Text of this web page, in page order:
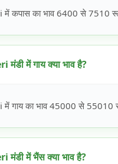
कपास का भाव 6400 से 7510
में गाय क्या भाव है?
गाय का भाव 45000 से 55010
मंडी में भैंस क्या भाव है?